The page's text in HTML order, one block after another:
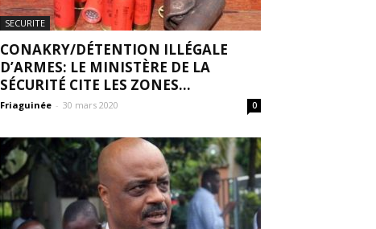
SECURITE
CONAKRY/DÉTENTION ILLÉGALE
D’ARMES: LE MINISTÈRE DE LA
SÉCURITÉ CITE LES ZONES...
Friaguinée - 30 mars 2020 0